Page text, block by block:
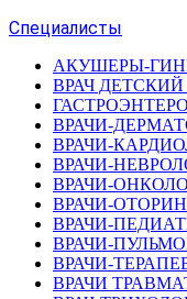
Специалисты
АКУШЕРЫ-
ВРАЧ
ВРАЧИ-
ВРАЧИ-
ВРАЧИ-
ВРАЧИ-
ВРАЧИ-
ВРАЧИ-
ВРАЧИ-
ВРАЧИ-
ВРАЧИ